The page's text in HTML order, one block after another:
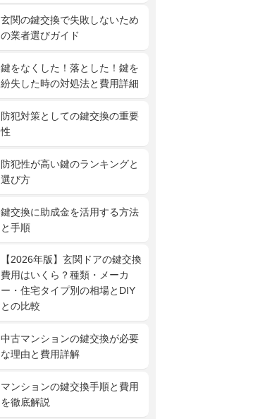
玄関の鍵交換で失敗しないため
の業者選びガイド
鍵をなくした！落とした！鍵を
紛失した時の対処法と費用詳細
防犯対策としての鍵交換の重要
性
防犯性が高い鍵のランキングと
選び方
鍵交換に助成金を活用する方法
と手順
【2026年版】玄関ドアの鍵交換
費用はいくら？種類・メーカ
ー・住宅タイプ別の相場とDIY
との比較
中古マンションの鍵交換が必要
な理由と費用詳解
マンションの鍵交換手順と費用
を徹底解説